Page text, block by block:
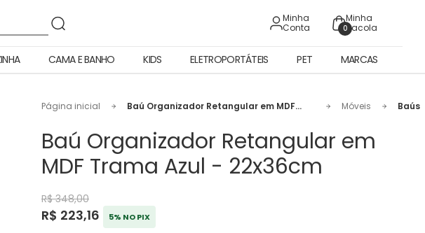
Minha
Conta
0
Minha
Sacola
CAMA E BANHO KIDS ELETROPORTÁTEIS PET MARCAS
Página inicial
Baú Organizador Retangular em MDF
Móveis Baús
Baú Organizador Retangular em
MDF Trama Azul - 22x36cm
R$ 348,00
R$ 223,16 5% NO PIX